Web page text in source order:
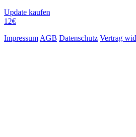
Update kaufen
12€
Impressum AGB Datenschutz Vertrag